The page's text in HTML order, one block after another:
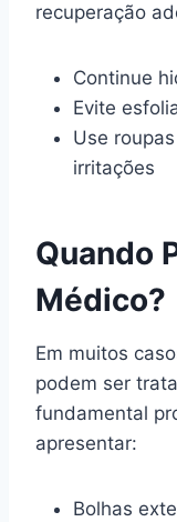
recuperação
Continue
Evite
Use
irritações
Quando
Médico?
Em muitos
podem ser
fundamental
apresentar:
Bolhas